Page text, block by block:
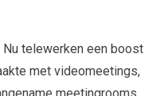
Nu telewerken een boost
met videomeetings,